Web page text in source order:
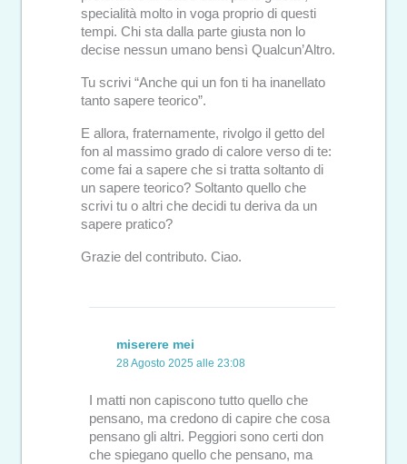
specialità molto in voga proprio di questi
tempi. Chi sta dalla parte giusta non lo
decise nessun umano bensì Qualcun’Altro.
Tu scrivi “Anche qui un fon ti ha inanellato
tanto sapere teorico”.
E allora, fraternamente, rivolgo il getto del
fon al massimo grado di calore verso di te:
come fai a sapere che si tratta soltanto di
un sapere teorico? Soltanto quello che
scrivi tu o altri che decidi tu deriva da un
sapere pratico?
Grazie del contributo. Ciao.
miserere mei
28 Agosto 2025 alle 23:08
I matti non capiscono tutto quello che
pensano, ma credono di capire che cosa
pensano gli altri. Peggiori sono certi don
che spiegano quello che pensano, ma